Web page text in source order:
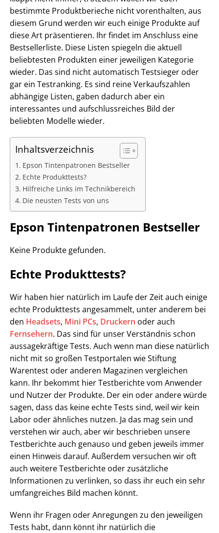
bestimmte Produktberieche nicht vorenthalten, aus
diesem Grund werden wir euch einige Produkte auf
diese Art präsentieren. Ihr findet im Anschluss eine
Bestsellerliste. Diese Listen spiegeln die aktuell
beliebtesten Produkten einer jeweiligen Kategorie
wieder. Das sind nicht automatisch Testsieger oder
gar ein Testranking. Es sind reine Verkaufszahlen
abhängige Listen, gaben dadurch aber ein
interessantes und aufschlussreiches Bild der
beliebten Modelle wieder.
Inhaltsverzeichnis
Epson Tintenpatronen Bestseller
Echte Produkttests?
Hilfreiche Links im Technikbereich
Die neusten Tests von uns
Epson Tintenpatronen Bestseller
Keine Produkte gefunden.
Echte Produkttests?
Wir haben hier natürlich im Laufe der Zeit auch einige
echte Produkttests angesammelt, unter anderem bei
den Headsets, Mini PCs, Druckern oder auch
Fernsehern. Das sind für unser Verständnis schon
aussagekräftige Tests. Auch wenn man diese natürlich
nicht mit so großen Testportalen wie Stiftung
Warentest oder anderen Magazinen vergleichen
kann. Ihr bekommt hier Testberichte vom Anwender
und Nutzer der Produkte. Der ein oder andere würde
sagen, dass das keine echte Tests sind, weil wir kein
Labor oder ähnliches nutzen. Ja das mag sein und
verstehen wir auch, aber wir beschrieben unsere
Testberichte auch genauso und geben jeweils immer
einen Hinweis darauf. Außerdem versuchen wir oft
auch weitere Testberichte oder zusätzliche
Informationen zu verlinken, so dass ihr euch ein sehr
umfangreiches Bild machen könnt.
Wenn ihr Fragen oder Anregungen zu den jeweiligen
Tests habt, dann könnt ihr natürlich die